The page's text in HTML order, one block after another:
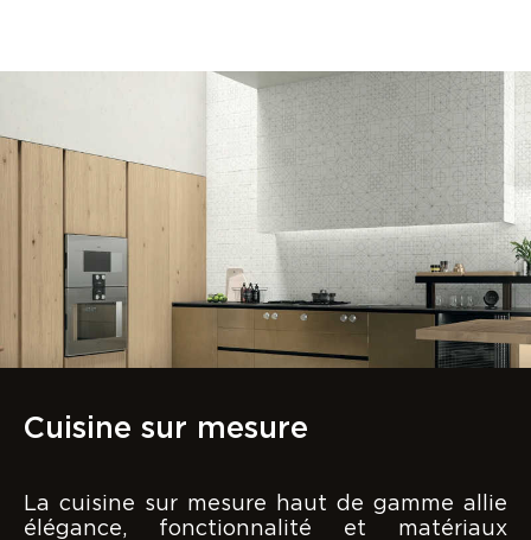
Cuisine sur mesure
La cuisine sur mesure haut de gamme allie
élégance, fonctionnalité et matériaux